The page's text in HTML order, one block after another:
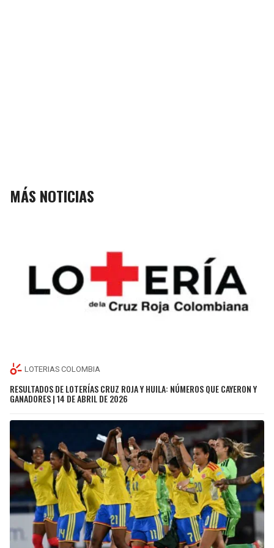
MÁS NOTICIAS
LOTERIAS COLOMBIA
RESULTADOS DE LOTERÍAS CRUZ ROJA Y HUILA: NÚMEROS QUE CAYERON Y
GANADORES | 14 DE ABRIL DE 2026